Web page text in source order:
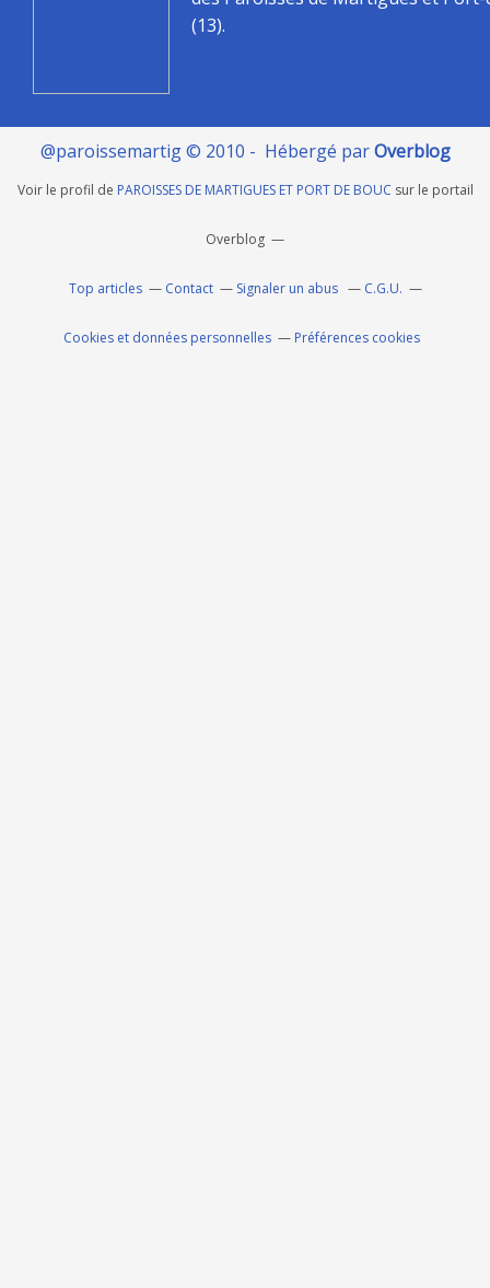
(13).
@paroissemartig © 2010 - Hébergé parOverblog
Voir le profil de PAROISSES DE MARTIGUES ET PORT DE BOUC sur le portail
Overblog
Top articles Contact Signaler un abus C.G.U.
Cookies et données personnelles Préférences cookies